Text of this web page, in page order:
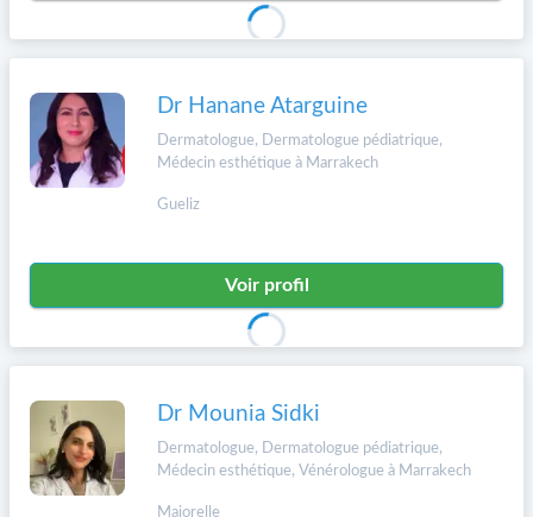
Dr Hanane Atarguine
Dermatologue, Dermatologue pédiatrique,
Médecin esthétique à Marrakech
Gueliz
Voir profil
Dr Mounia Sidki
Dermatologue, Dermatologue pédiatrique,
Médecin esthétique, Vénérologue à Marrakech
Majorelle